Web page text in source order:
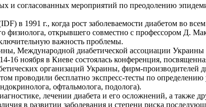
согласованных мероприятий по преодолению
в 1991 г., когда рост заболеваемости диабетом во
физиолога, открывшего совместно с профессором Д.
важность проблемы.
Международной диабетической ассоциации Украины
16 ноября в Киеве состоялась конференция,
организаций Украины, фирм-производителей
проводили бесплатно экспресс-тесты по
офтальмолога, подолога).
лечении диабета и его осложнений, а также
в развитии заболевания и степени риска